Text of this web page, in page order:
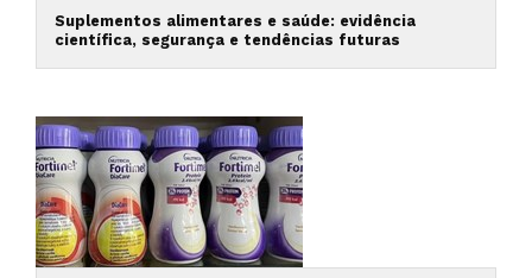
Suplementos alimentares e saúde: evidência
científica, segurança e tendências futuras